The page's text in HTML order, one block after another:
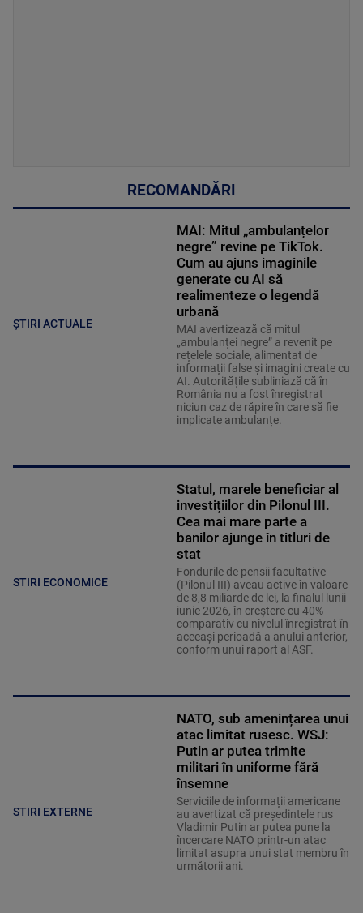
RECOMANDĂRI
ȘTIRI ACTUALE
MAI: Mitul „ambulanțelor
negre” revine pe TikTok.
Cum au ajuns imaginile
generate cu AI să
realimenteze o legendă
urbană
MAI avertizează că mitul
„ambulanței negre” a revenit pe
rețelele sociale, alimentat de
informații false și imagini create cu
AI. Autoritățile subliniază că în
România nu a fost înregistrat
niciun caz de răpire în care să fie
implicate ambulanțe.
STIRI ECONOMICE
Statul, marele beneficiar al
investițiilor din Pilonul III.
Cea mai mare parte a
banilor ajunge în titluri de
stat
Fondurile de pensii facultative
(Pilonul III) aveau active în valoare
de 8,8 miliarde de lei, la finalul lunii
iunie 2026, în creştere cu 40%
comparativ cu nivelul înregistrat în
aceeaşi perioadă a anului anterior,
conform unui raport al ASF.
STIRI EXTERNE
NATO, sub amenințarea unui
atac limitat rusesc. WSJ:
Putin ar putea trimite
militari în uniforme fără
însemne
Serviciile de informații americane
au avertizat că președintele rus
Vladimir Putin ar putea pune la
încercare NATO printr-un atac
limitat asupra unui stat membru în
următorii ani.